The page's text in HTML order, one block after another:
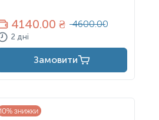
4140.00 ₴ 4600.00
2 дні
Замовити
10% знижки